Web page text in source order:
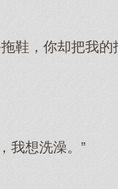
鞋，你却把我的
我想洗澡。”